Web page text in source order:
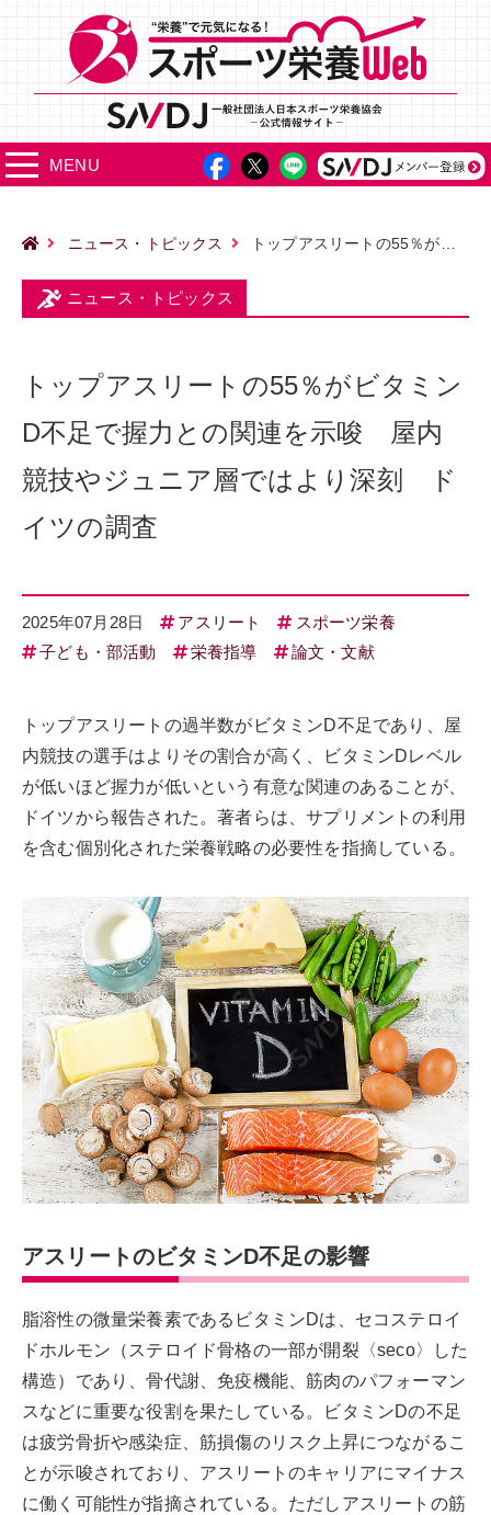
MENU
ニュース・トピックス トップアスリートの55％がビタミンD不足で握力との関連を示唆 屋内競技やジュニア層ではより深刻 ドイツの調査
ニュース・トピックス
トップアスリートの55％がビタミン
D不足で握力との関連を示唆 屋内
競技やジュニア層ではより深刻 ド
イツの調査
2025年07月28日 アスリート
スポーツ栄養
子ども・部活動
栄養指導 論文・文献
トップアスリートの過半数がビタミンD不足であり、屋
内競技の選手はよりその割合が高く、ビタミンDレベル
が低いほど握力が低いという有意な関連のあることが、
ドイツから報告された。著者らは、サプリメントの利用
を含む個別化された栄養戦略の必要性を指摘している。
アスリートのビタミンD不足の影響
脂溶性の微量栄養素であるビタミンDは、セコステロイ
ドホルモン（ステロイド骨格の一部が開裂〈seco〉した
構造）であり、骨代謝、免疫機能、筋肉のパフォーマン
スなどに重要な役割を果たしている。ビタミンDの不足
は疲労骨折や感染症、筋損傷のリスク上昇につながるこ
とが示唆されており、アスリートのキャリアにマイナス
に働く可能性が指摘されている。ただしアスリートの筋